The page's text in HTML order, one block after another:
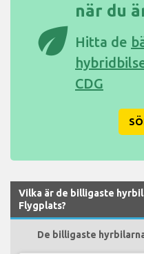
eco
när du
Hitta de
CDG
Vilka är de billigaste
Flygplats?
De billigaste